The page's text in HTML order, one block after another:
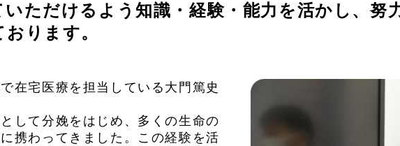
ただけるよう知識・経験・能力を活かし、努
ります。
在宅医療を担当している大門篤史
して分娩をはじめ、多くの生命の
携わってきました。この経験を活